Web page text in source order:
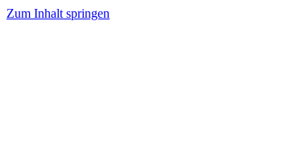
Zum Inhalt springen